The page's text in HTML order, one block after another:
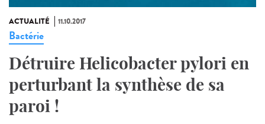
ACTUALITÉ 11.10.2017
Bactérie
Détruire Helicobacter pylori en
perturbant la synthèse de sa
paroi !